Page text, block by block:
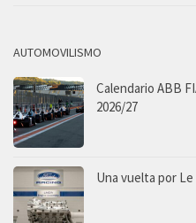
AUTOMOVILISMO
Calendario ABB
2026/27
Una vuelta por